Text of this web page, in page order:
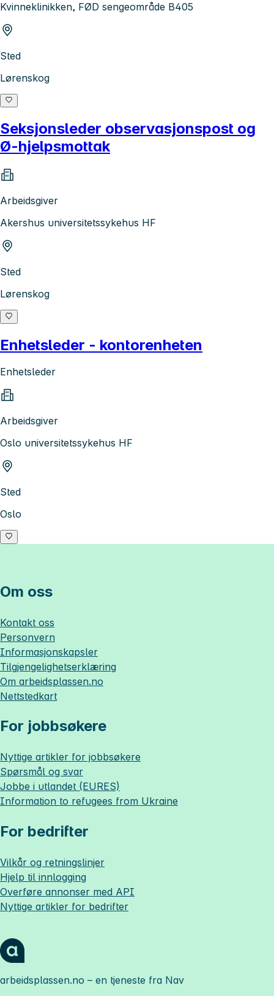
Kvinneklinikken, FØD sengeområde B405
Sted
Lørenskog
Seksjonsleder observasjonspost og
Ø-hjelpsmottak
Arbeidsgiver
Akershus universitetssykehus HF
Sted
Lørenskog
Enhetsleder - kontorenheten
Enhetsleder
Arbeidsgiver
Oslo universitetssykehus HF
Sted
Oslo
Om oss
Kontakt oss
Personvern
Informasjonskapsler
Tilgjengelighetserklæring
Om arbeidsplassen.no
Nettstedkart
For jobbsøkere
Nyttige artikler for jobbsøkere
Spørsmål og svar
Jobbe i utlandet (EURES)
Information to refugees from Ukraine
For bedrifter
Vilkår og retningslinjer
Hjelp til innlogging
Overføre annonser med API
Nyttige artikler for bedrifter
arbeidsplassen.no – en tjeneste fra Nav